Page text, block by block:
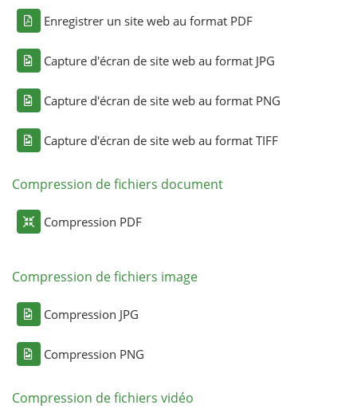
Enregistrer un site web au format PDF
Capture d'écran de site web au format JPG
Capture d'écran de site web au format PNG
Capture d'écran de site web au format TIFF
Compression de fichiers document
Compression PDF
Compression de fichiers image
Compression JPG
Compression PNG
Compression de fichiers vidéo